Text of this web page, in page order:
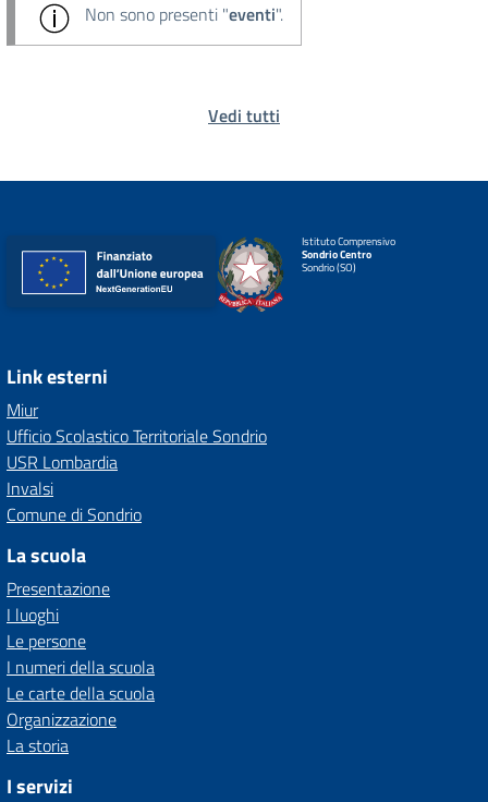
Non sono presenti "eventi".
Vedi tutti
Istituto Comprensivo
Sondrio Centro
Sondrio (SO)
Link esterni
Miur
Ufficio Scolastico Territoriale Sondrio
USR Lombardia
Invalsi
Comune di Sondrio
La scuola
Presentazione
I luoghi
Le persone
I numeri della scuola
Le carte della scuola
Organizzazione
La storia
I servizi